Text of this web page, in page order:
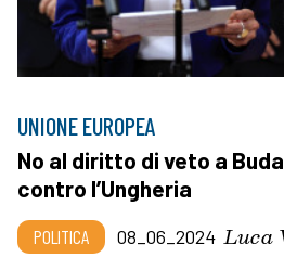
UNIONE EUROPEA
No al diritto di veto a
contro l’Ungheria
POLITICA 08_06_2024 Luca